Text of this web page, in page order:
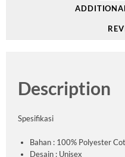
Description
Spesifikasi
Bahan : 100% Polyester
Desain : Unisex